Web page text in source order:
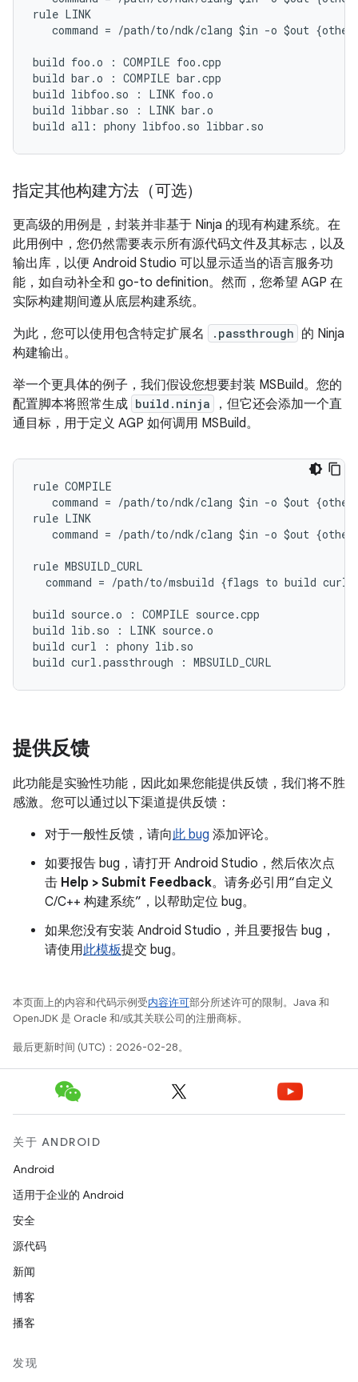
rule LINK
command = /path/to/ndk/clang $in -o $out {other
build foo.o : COMPILE foo.cpp
build bar.o : COMPILE bar.cpp
build libfoo.so : LINK foo.o
build libbar.so : LINK bar.o
指定其他构建方法（可选）
更高级的用例是，封装并非基于 Ninja 的现有构建系统。在
此用例中，您仍然需要表示所有源代码文件及其标志，以及
输出库，以便 Android Studio 可以显示适当的语言服务功
能，如自动补全和 go-to definition。然而，您希望 AGP 在
实际构建期间遵从底层构建系统。
为此，您可以使用包含特定扩展名
.passthrough 的 Ninja
构建输出。
举一个更具体的例子，我们假设您想要封装 MSBuild。您的
配置脚本将照常生成 build.ninja
，但它还会添加一个直
通目标，用于定义 AGP 如何调用 MSBuild。
rule COMPILE
command = /path/to/ndk/clang $in -o $out {other
rule LINK
command = /path/to/ndk/clang $in -o $out {other
rule MBSUILD_CURL
command = /path/to/msbuild {flags to build curl
build source.o : COMPILE source.cpp
build lib.so : LINK source.o
build curl : phony lib.so
提供反馈
此功能是实验性功能，因此如果您能提供反馈，我们将不胜
感激。您可以通过以下渠道提供反馈：
对于一般性反馈，请向此 bug 添加评论。
如要报告 bug，请打开 Android Studio，然后依次点
击 Help > Submit Feedback。请务必引用“自定义
C/C++ 构建系统”，以帮助定位 bug。
如果您没有安装 Android Studio，并且要报告 bug，
请使用此模板提交 bug。
本页面上的内容和代码示例受内容许可部分所述许可的限制。Java 和
OpenJDK 是 Oracle 和/或其关联公司的注册商标。
最后更新时间 (UTC)：2026-02-28。
关于 ANDROID
Android
适用于企业的 Android
安全
源代码
新闻
博客
播客
发现